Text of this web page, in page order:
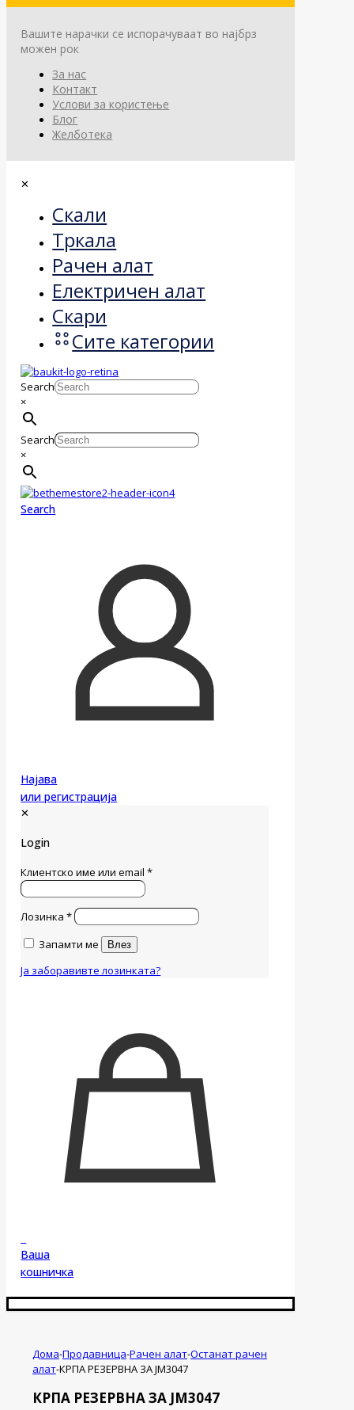
Вашите нарачки се испорачуваат во најбрз
можен рок
За нас
Контакт
Услови за користење
Блог
Желботека
✕
Скали
Тркала
Рачен алат
Електричен алат
Скари
Сите категории
Search
×
Search
×
Search
Најава
или регистрација
✕
Login
Клиентско име или email*
Лозинка*
Запамти ме
Влез
Ја заборавивте лозинката?
Ваша
кошничка
Дома-Продавница-Рачен алат-Останат рачен
алат-КРПА РЕЗЕРВНА ЗА ЈМ3047
КРПА РЕЗЕРВНА ЗА ЈМ3047